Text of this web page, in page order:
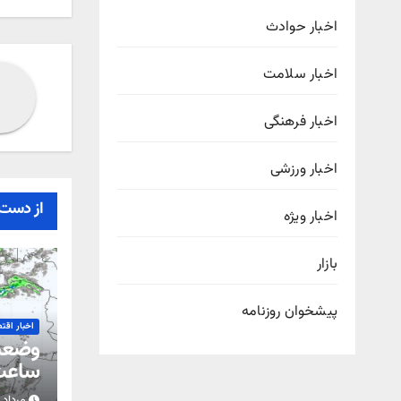
اخبار حوادث
اخبار سلامت
اخبار فرهنگی
اخبار ورزشی
اخبار ویژه
بازار
پیشخوان روزنامه
از
اخبار